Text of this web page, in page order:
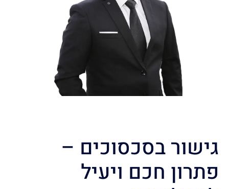
גישור בסכסוכים –
פתרון חכם ויעיל